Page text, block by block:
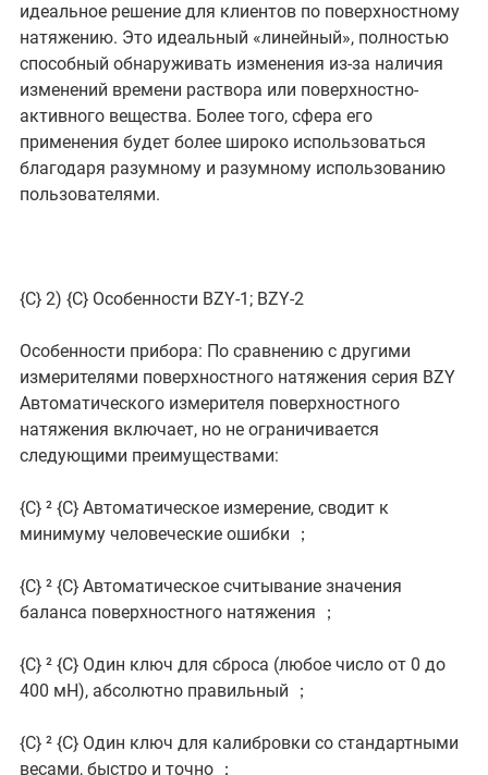
идеальное решение для клиентов по поверхностному
натяжению. Это идеальный «линейный», полностью
способный обнаруживать изменения из-за наличия
изменений времени раствора или поверхностно-
активного вещества. Более того, сфера его
применения будет более широко использоваться
благодаря разумному и разумному использованию
пользователями.
{C}2) {C}Особенности BZY-1; BZY-2
Особенности прибора: По сравнению с другими
измерителями поверхностного натяжения серия BZY
Автоматического измерителя поверхностного
натяжения включает, но не ограничивается
следующими преимуществами:
{C}² {C}Автоматическое измерение, сводит к
минимуму человеческие ошибки ；
{C}² {C}Автоматическое считывание значения
баланса поверхностного натяжения ；
{C}² {C}Один ключ для сброса (любое число от 0 до
400 мН), абсолютно правильный ；
{C}² {C}Один ключ для калибровки со стандартными
весами, быстро и точно ；